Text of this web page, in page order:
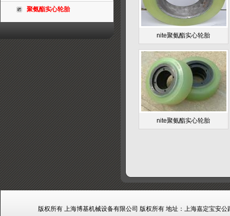
聚氨酯实心轮胎
nite聚氨酯实心轮胎
nite聚氨酯实心轮胎
版权所有 上海博基机械设备有限公司 版权所有 地址：上海嘉定宝安公